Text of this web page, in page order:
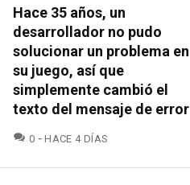
Hace 35 años, un
desarrollador no pudo
solucionar un problema en
su juego, así que
simplemente cambió el
texto del mensaje de error
0 COMENTARIOS
HACE 4 DÍAS